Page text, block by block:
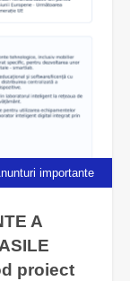
importante
A
proiect